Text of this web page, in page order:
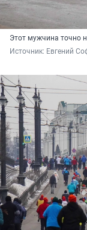
Этот мужчина точно
Источник: Евгений